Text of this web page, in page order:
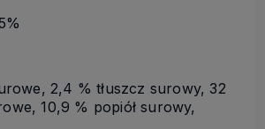
2,4 % tłuszcz surowy, 32
10,9 % popiół surowy,